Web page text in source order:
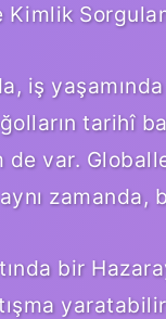
iş
tarihî
de var.
zamanda,
bir